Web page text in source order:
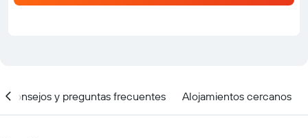
Consejos y preguntas frecuentes Alojamientos cercanos